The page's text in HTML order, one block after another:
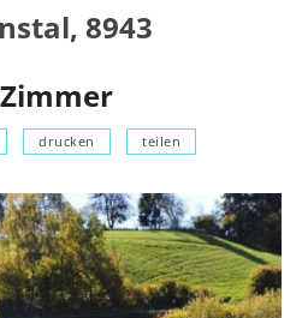
, 8943
Zimmer
drucken teilen